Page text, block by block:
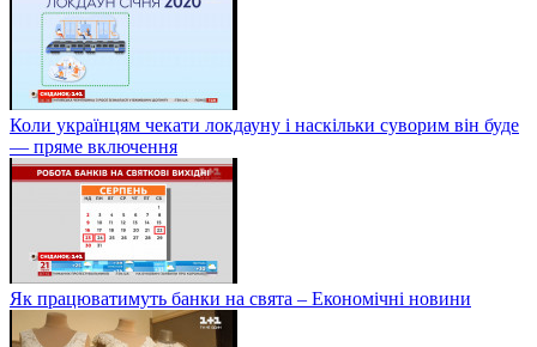
Коли українцям чекати локдауну і наскільки суворим він буде
— пряме включення
Як працюватимуть банки на свята – Економічні новини